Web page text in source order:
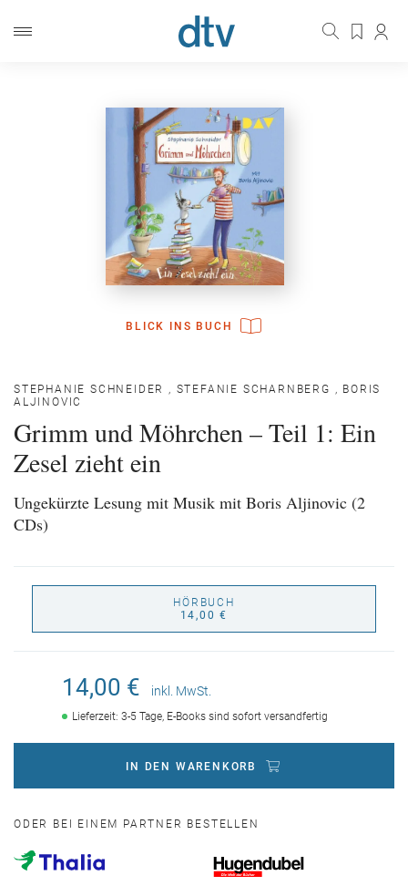
BLICK INS BUCH
STEPHANIE SCHNEIDER , STEFANIE SCHARNBERG , BORIS
ALJINOVIC
Grimm und Möhrchen – Teil 1: Ein
Zesel zieht ein
Ungekürzte Lesung mit Musik mit Boris Aljinovic (2
CDs)
HÖRBUCH
14,00 €
14,00 € inkl. MwSt.
Lieferzeit: 3-5 Tage, E-Books sind sofort versandfertig
IN DEN WARENKORB
ODER BEI EINEM PARTNER BESTELLEN